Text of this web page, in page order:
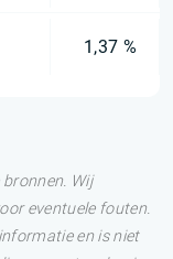
1,37 %
Wij
eventuele fouten.
en is niet